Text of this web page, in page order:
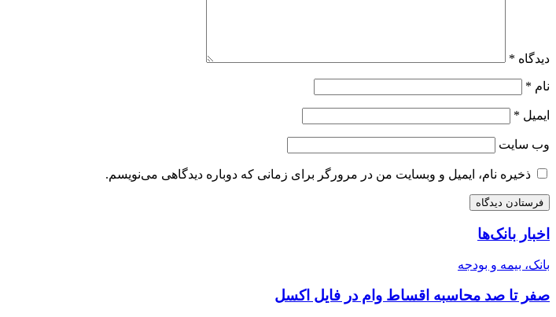
دیدگاه *
نام *
ایمیل *
وب‌ سایت
ذخیره نام، ایمیل و وبسایت من در مرورگر برای زمانی که دوباره دیدگاهی می‌نویسم.
اخبار بانک‌ها
بانک، بیمه و بودجه
صفر تا صد محاسبه اقساط وام در فایل اکسل